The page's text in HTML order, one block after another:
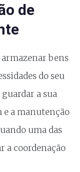
de
bens
do seu
a sua
e a manutenção
uma das
a coordenação